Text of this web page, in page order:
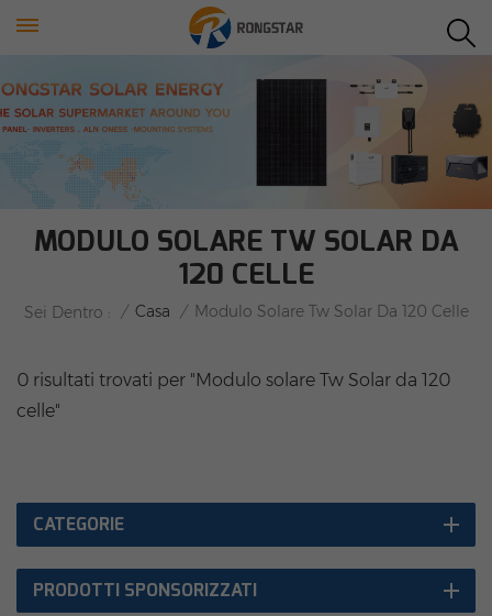
MODULO SOLARE TW SOLAR DA
120 CELLE
Sei Dentro : / Casa / Modulo Solare Tw Solar Da 120 Celle
0 risultati trovati per "Modulo solare Tw Solar da 120
celle"
CATEGORIE
PRODOTTI SPONSORIZZATI